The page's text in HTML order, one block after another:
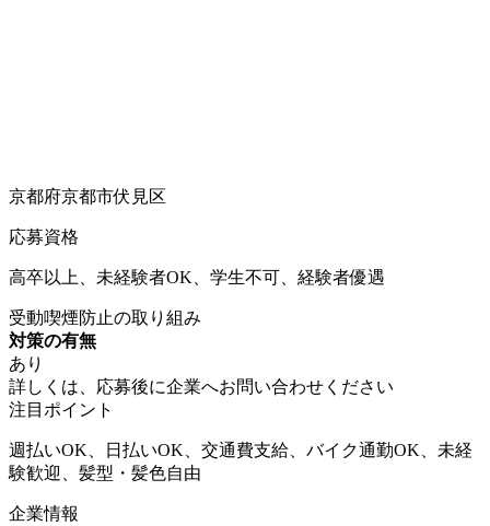
京都府京都市伏見区
応募資格
高卒以上、未経験者OK、学生不可、経験者優遇
受動喫煙防止の取り組み
対策の有無
あり
詳しくは、応募後に企業へお問い合わせください
注目ポイント
週払いOK、日払いOK、交通費支給、バイク通勤OK、未経
験歓迎、髪型・髪色自由
企業情報